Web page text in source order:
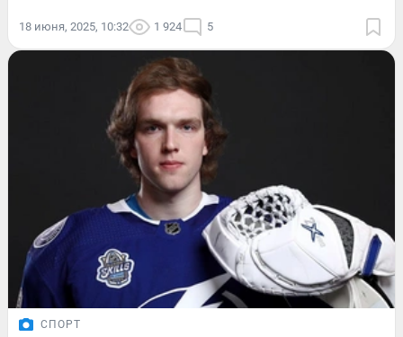
18 июня, 2025, 10:32 1 924 5
СПОРТ